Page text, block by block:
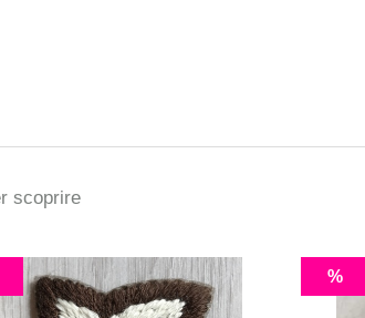
scoprire
%